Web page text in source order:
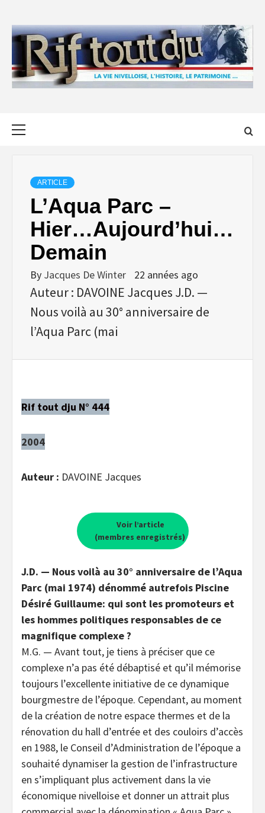
content
ARTICLE
L’Aqua Parc –
Hier…Aujourd’hui…
Demain
By Jacques De Winter 22 années ago
Auteur : DAVOINE Jacques J.D. —
Nous voilà au 30° anniversaire de
l’Aqua Parc (mai
Rif tout dju N° 444
2004
Auteur : DAVOINE Jacques
Voir l’article
(membres enregistrés)
J.D. — Nous voilà au 30° anniversaire de l’Aqua
Parc (mai 1974) dénommé autrefois Piscine
Désiré Guillaume: qui sont les promoteurs et
les hommes politiques responsables de ce
magnifique complexe ?
M.G. — Avant tout, je tiens à préciser que ce
complexe n’a pas été débaptisé et qu’il mémorise
toujours l’excellente initiative de ce dynamique
bourgmestre de l’époque. Cependant, au moment
de la création de notre espace thermes et de la
rénovation du hall d’entrée et des couloirs d’accès
en 1988, le Conseil d’Administration de l’époque a
souhaité dynamiser la gestion de l’infrastructure
en s’impliquant plus activement dans la vie
économique nivelloise et donner un attrait plus